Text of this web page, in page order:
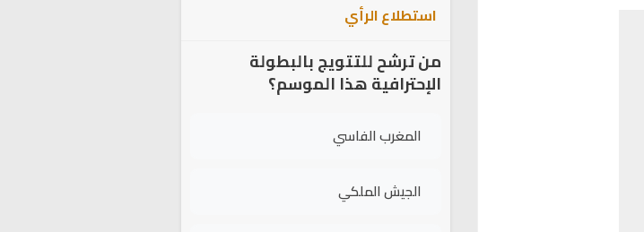
استطلاع الرأي
من ترشح للتتويج بالبطولة
الإحترافية هذا الموسم؟
المغرب الفاسي
الجيش الملكي